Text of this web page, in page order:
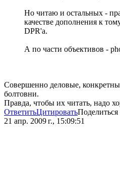
Но читаю и остальных -
качестве дополнения к
DPR'а.
А по части объективов -
Совершенно деловые,
болтовни.
Правда, чтобы их читать, надо
ОтветитьЦитироватьПоделиться
21 апр. 2009 г., 15:09:51